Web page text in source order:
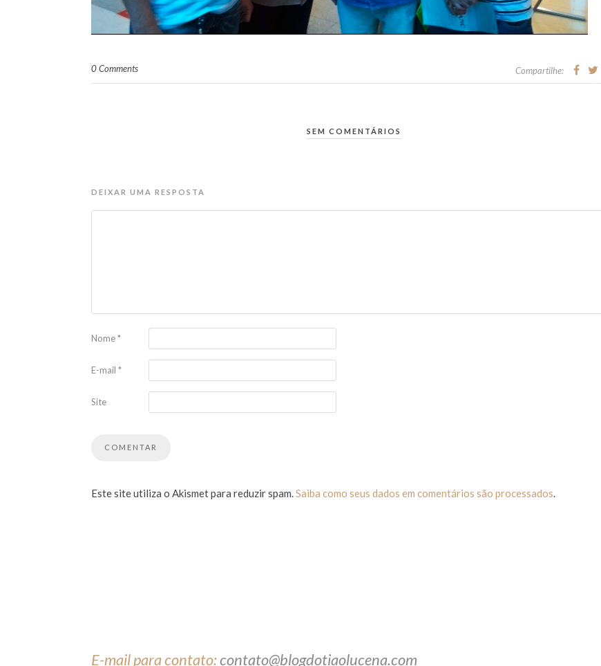
0 Comments Compartilhe:
SEM COMENTÁRIOS
DEIXAR UMA RESPOSTA
Nome*
E-mail *
Site
Este site utiliza o Akismet para reduzir spam.Saiba como seus dados em comentários são processados.
E-mail para contato:contato@blogdotiaolucena.com